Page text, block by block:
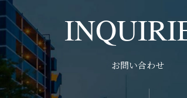
お問い合わせ